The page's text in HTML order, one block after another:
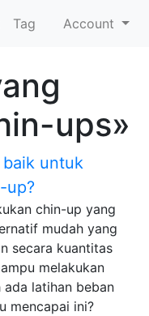
Tag Account
ups»
untuk
up?
chin-up yang
mudah yang
secara kuantitas
melakukan
ada latihan beban
mencapai ini?